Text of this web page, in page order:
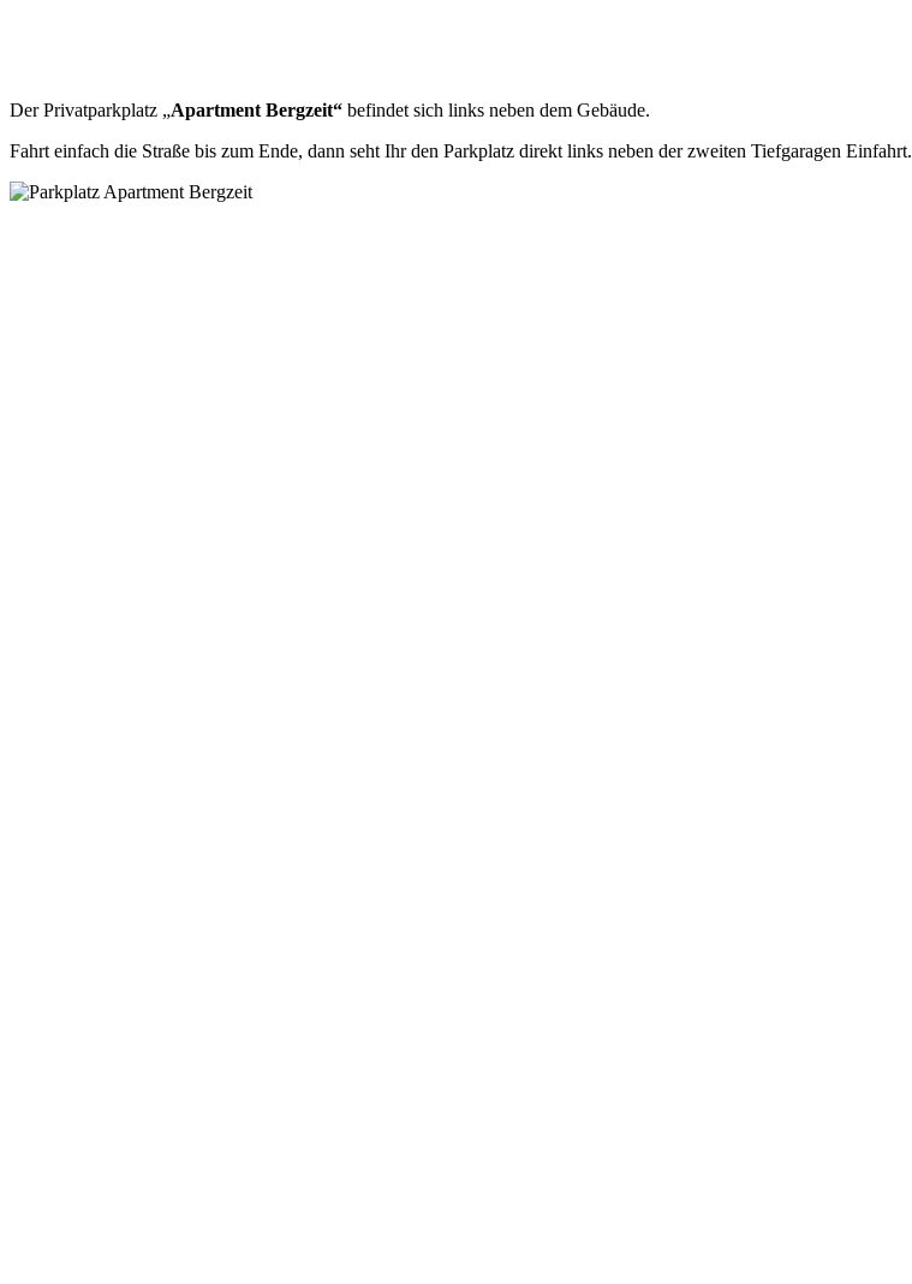
Der Privatparkplatz „ApartmentBergzeit“ befindet sich links neben dem Gebäude.
Fahrt einfach die Straße bis zum Ende, dann seht Ihr den Parkplatz direkt links neben der zweiten Tiefgaragen Einfahrt.